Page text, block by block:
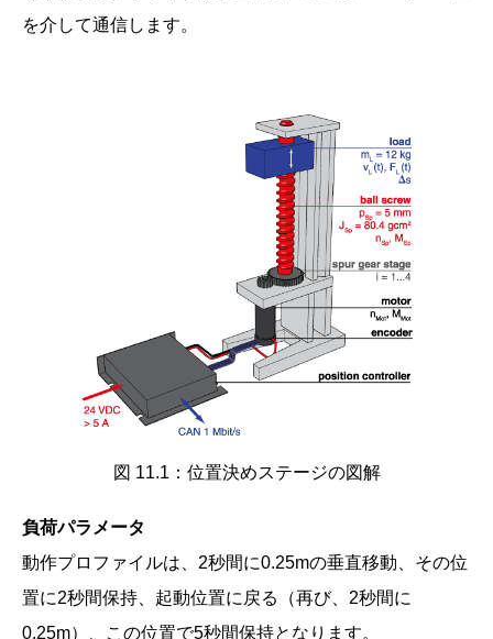
を介して通信します。
図 11.1：位置決めステージの図解
負荷パラメータ
動作プロファイルは、2秒間に0.25mの垂直移動、その位
置に2秒間保持、起動位置に戻る（再び、2秒間に
0.25m）、この位置で5秒間保持となります。